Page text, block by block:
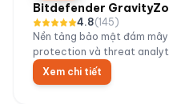
Bitdefender
4.8(145)
Nền tảng bảo mật đám
protection và threat
Xem chi tiết